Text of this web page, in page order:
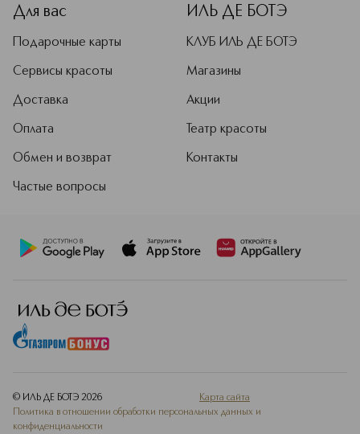
Для вас
Подарочные карты
Сервисы красоты
Доставка
Оплата
Обмен и возврат
Частые вопросы
ИЛЬ ДЕ БОТЭ
КЛУБ ИЛЬ ДЕ БОТЭ
Магазины
Акции
Театр красоты
Контакты
© ИЛЬ ДЕ БОТЭ 2026
Карта сайта
Политика в отношении обработки персональных данных и
конфиденциальности